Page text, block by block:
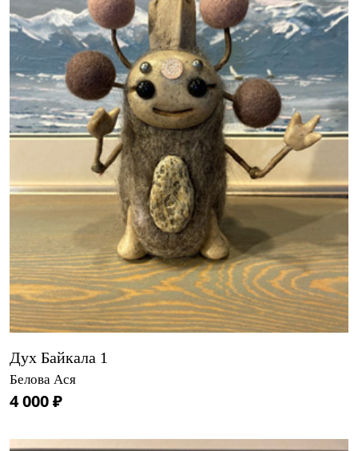
Дух Байкала 1
Белова Ася
4 000 ₽